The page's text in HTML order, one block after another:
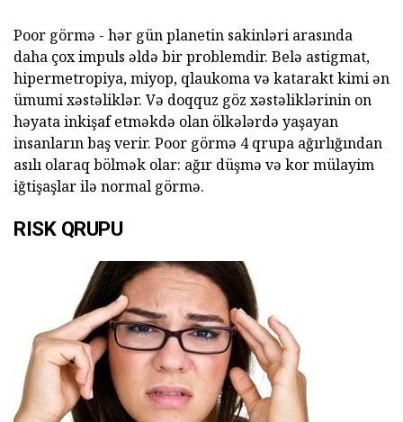
Poor görmə - hər gün planetin sakinləri arasında
daha çox impuls əldə bir problemdir. Belə astigmat,
hipermetropiya, miyop, qlaukoma və katarakt kimi ən
ümumi xəstəliklər. Və doqquz göz xəstəliklərinin on
həyata inkişaf etməkdə olan ölkələrdə yaşayan
insanların baş verir. Poor görmə 4 qrupa ağırlığından
asılı olaraq bölmək olar: ağır düşmə və kor mülayim
iğtişaşlar ilə normal görmə.
RISK QRUPU